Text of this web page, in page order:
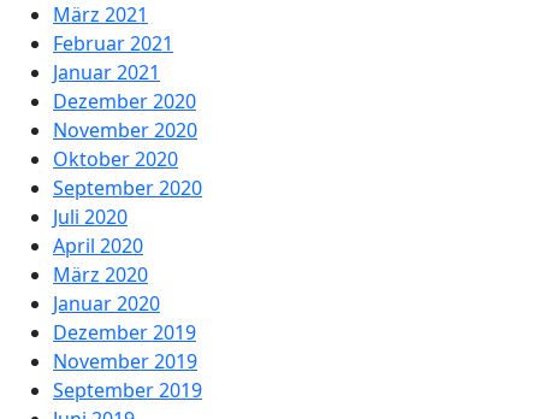
März 2021
Februar 2021
Januar 2021
Dezember 2020
November 2020
Oktober 2020
September 2020
Juli 2020
April 2020
März 2020
Januar 2020
Dezember 2019
November 2019
September 2019